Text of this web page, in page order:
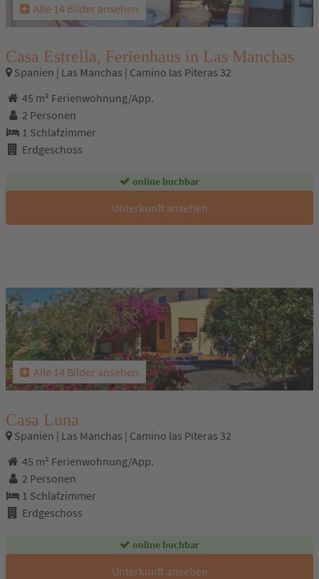
Alle 14 Bilder ansehen
Casa Estrella, Ferienhaus in Las Manchas
Spanien | Las Manchas | Camino las Piteras 32
45 m² Ferienwohnung/App.
2 Personen
1 Schlafzimmer
Erdgeschoss
online buchbar
Unterkunft ansehen
Alle 14 Bilder ansehen
Casa Luna
Spanien | Las Manchas | Camino las Piteras 32
45 m² Ferienwohnung/App.
2 Personen
1 Schlafzimmer
Erdgeschoss
online buchbar
Unterkunft ansehen